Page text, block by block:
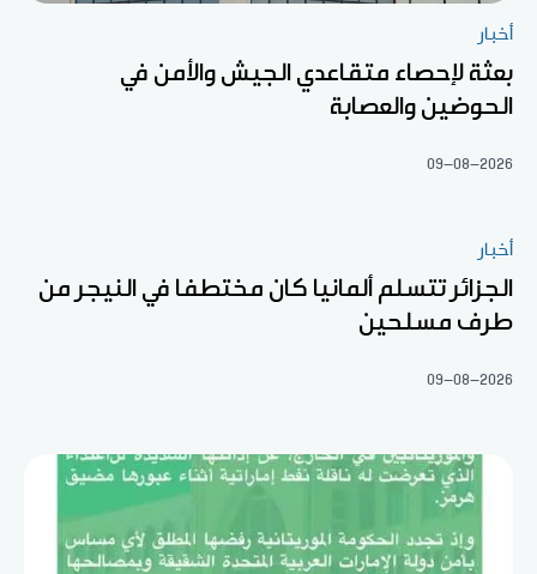
أخبار
بعثة لإحصاء متقاعدي الجيش والأمن في
الحوضين والعصابة
09-08-2026
أخبار
الجزائر تتسلم ألمانيا كان مختطفا في النيجر من
طرف مسلحين
09-08-2026